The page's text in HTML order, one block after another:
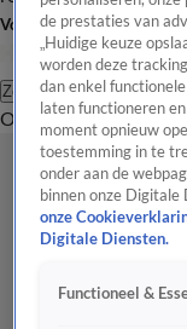
Volg Hart van Nederland
Zoeken
OverzichtRegio
de prestaties van
„Huidige keuze
worden deze
dan enkel
laten functioneren
moment opnieuw
toestemming in te
onder aan de
binnen onze
onze
Digitale Diensten.
Functioneel &